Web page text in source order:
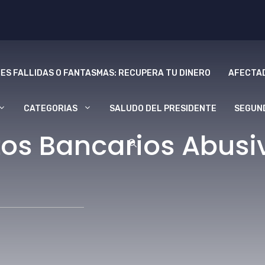
FALLIDAS O FANTASMAS: RECUPERA TU DINERO
CATEGORIAS SALUDO DEL PRESIDENTE
Bancarios